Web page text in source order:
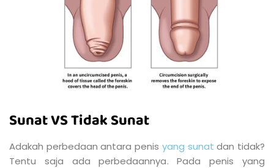
Sunat VS Tidak Sunat
Adakah perbedaan antara penis yang sunat dan tidak?
Tentu saja ada perbedaannya. Pada penis yang